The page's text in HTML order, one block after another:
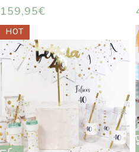
159,95€
HOT